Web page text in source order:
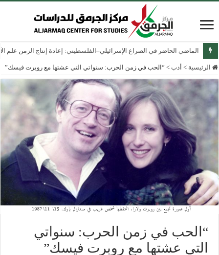
الماضي الحاضر في الصراع الإسرائيلي–الفلسطيني: إعادة إنتاج الزمن علم
الرئيسية > أدب > “الحب في زمن الحرب: سنواتي التي عشتها مع روبرت فيسك”
“الحب في زمن الحرب: سنواتي
التي عشتها مع روبرت فيسك”